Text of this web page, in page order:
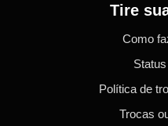
Tire
Como
Política de
Trocas